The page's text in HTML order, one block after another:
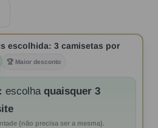
escolhida: 3 camisetas por
🏆 Maior desconto
escolha quaisquer 3
(não precisa ser a mesma).